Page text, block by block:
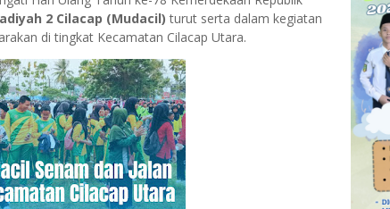
2 Cilacap (Mudacil) turut serta dalam kegiatan
di tingkat Kecamatan Cilacap Utara.